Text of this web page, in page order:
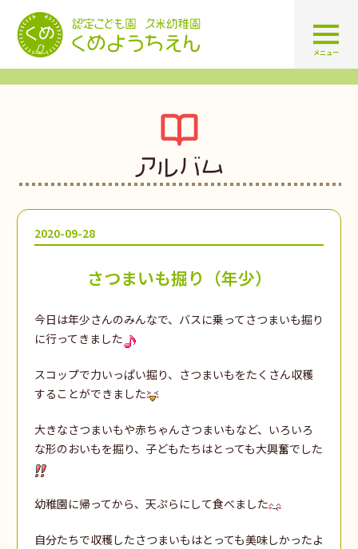
認定こども園 学校法人久米幼
メニュー
アルバム
2020-09-28
さつまいも掘り（年少）
今日は年少さんのみんなで、バスに乗ってさつまいも掘り
に行ってきました
スコップで力いっぱい掘り、さつまいもをたくさん収穫
することができました
大きなさつまいもや赤ちゃんさつまいもなど、いろいろ
な形のおいもを掘り、子どもたちはとっても大興奮でした
幼稚園に帰ってから、天ぷらにして食べました
自分たちで収穫したさつまいもはとっても美味しかったよ